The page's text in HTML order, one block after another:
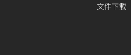
文件下載